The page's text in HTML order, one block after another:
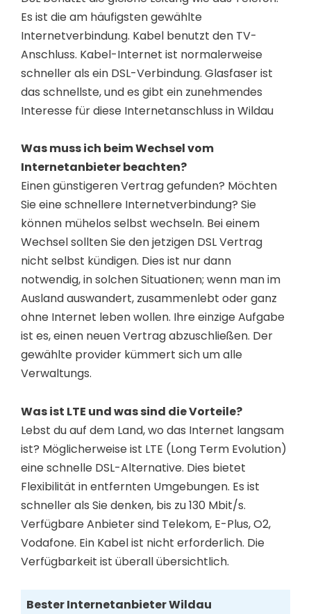
Es ist die am häufigsten gewählte
Internetverbindung. Kabel benutzt den TV-
Anschluss. Kabel-Internet ist normalerweise
schneller als ein DSL-Verbindung. Glasfaser ist
das schnellste, und es gibt ein zunehmendes
Interesse für diese Internetanschluss in Wildau
Was muss ich beim Wechsel vom
Internetanbieter beachten?
Einen günstigeren Vertrag gefunden? Möchten
Sie eine schnellere Internetverbindung? Sie
können mühelos selbst wechseln. Bei einem
Wechsel sollten Sie den jetzigen DSL Vertrag
nicht selbst kündigen. Dies ist nur dann
notwendig, in solchen Situationen; wenn man im
Ausland auswandert, zusammenlebt oder ganz
ohne Internet leben wollen. Ihre einzige Aufgabe
ist es, einen neuen Vertrag abzuschließen. Der
gewählte provider kümmert sich um alle
Verwaltungs.
Was ist LTE und was sind die Vorteile?
Lebst du auf dem Land, wo das Internet langsam
ist? Möglicherweise ist LTE (Long Term Evolution)
eine schnelle DSL-Alternative. Dies bietet
Flexibilität in entfernten Umgebungen. Es ist
schneller als Sie denken, bis zu 130 Mbit/s.
Verfügbare Anbieter sind Telekom, E-Plus, O2,
Vodafone. Ein Kabel ist nicht erforderlich. Die
Verfügbarkeit ist überall übersichtlich.
Bester Internetanbieter Wildau